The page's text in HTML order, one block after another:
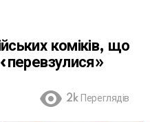
коміків, що
2k Переглядів